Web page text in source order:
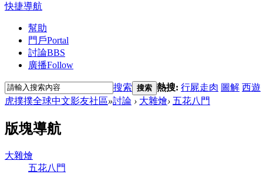
快捷導航
幫助
門戶Portal
討論BBS
廣播Follow
搜索 搜索 熱搜: 行屍走肉 圖解 西遊
虎撲撲全球中文影友社區»討論 › 大雜燴› 五花八門
版塊導航
大雜燴
五花八門